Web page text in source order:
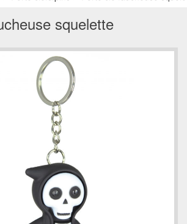
squelette